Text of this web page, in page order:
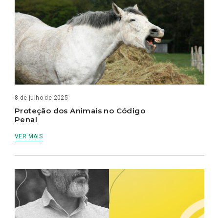
8 de julho de 2025
Proteção dos Animais no Código
Penal
VER MAIS